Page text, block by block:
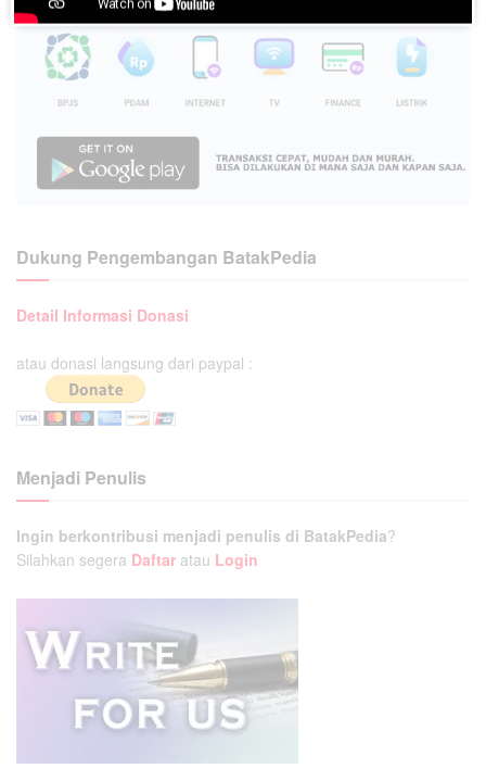
Dukung Pengembangan BatakPedia
Detail Informasi Donasi
atau donasi langsung dari paypal :
Menjadi Penulis
Ingin berkontribusi menjadi penulis di BatakPedia?
Silahkan segera Daftar atau Login